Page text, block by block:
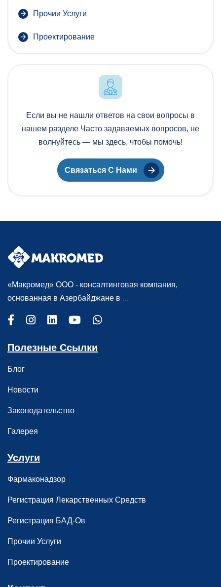
Прочии Услуги
Проектирование
Если вы не нашли ответов на свои вопросы в
нашем разделе Часто задаваемых вопросов, не
волнуйтесь — мы здесь, чтобы помочь!
Связаться С Нами
«Макромед» ООО - консалтинговая компания,
основанная в Азербайджане в ...
Полезные Ссылки
Блог
Новости
Законодательство
Галерея
Услуги
Фармаконадзор
Регистрация Лекарственных Средств
Регистрация БАД-Ов
Прочии Услуги
Проектирование